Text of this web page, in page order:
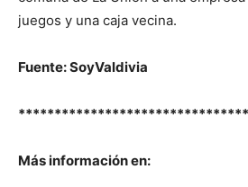
juegos y una caja vecina.
Fuente: SoyValdivia
Más información en: